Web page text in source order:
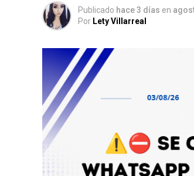
Publicado hace 3 días en
Por Lety Villarreal